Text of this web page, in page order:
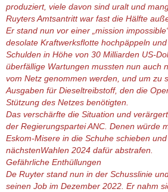
produziert, viele davon sind uralt und
Ruyters Amtsantritt war fast die Hälfte
Er stand nun vor einer „mission
desolate Kraftwerksflotte hochpäppeln
Schulden in Höhe von 30 Milliarden US-
überfällige Wartungen mussten nun auch
vom Netz genommen werden, und um zu
Ausgaben für Dieseltreibstoff, den die
Stützung des Netzes benötigten.
Das verschärfte die Situation und
der Regierungspartei ANC. Denen würde
Eskom-Misere in die Schuhe schieben
nächstenWahlen 2024 dafür abstrafen.
Gefährliche Enthüllungen
De Ruyter stand nun in der Schusslinie
seinen Job im Dezember 2022. Er nahm